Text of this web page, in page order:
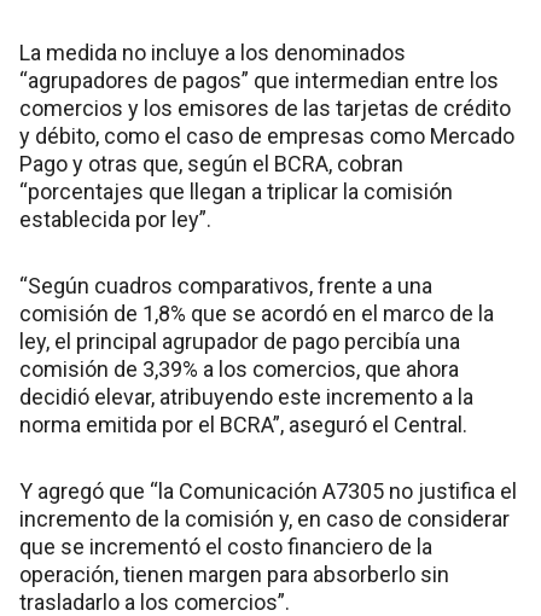
La medida no incluye a los denominados
“agrupadores de pagos” que intermedian entre los
comercios y los emisores de las tarjetas de crédito
y débito, como el caso de empresas como Mercado
Pago y otras que, según el BCRA, cobran
“porcentajes que llegan a triplicar la comisión
establecida por ley”.
“Según cuadros comparativos, frente a una
comisión de 1,8% que se acordó en el marco de la
ley, el principal agrupador de pago percibía una
comisión de 3,39% a los comercios, que ahora
decidió elevar, atribuyendo este incremento a la
norma emitida por el BCRA”, aseguró el Central.
Y agregó que “la Comunicación A7305 no justifica el
incremento de la comisión y, en caso de considerar
que se incrementó el costo financiero de la
operación, tienen margen para absorberlo sin
trasladarlo a los comercios”.